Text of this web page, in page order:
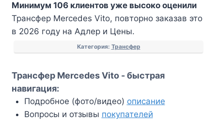
Mercedes
Vito
Минимум 106 клиентов уже высоко оценили
Трансфер Mercedes Vito, повторно заказав это
в 2026 году на Адлер и Цены.
Категория: Трансфер
Трансфер Mercedes Vito - быстрая
навигация:
Подробное (фото/видео) описание
Вопросы и отзывы покупателей